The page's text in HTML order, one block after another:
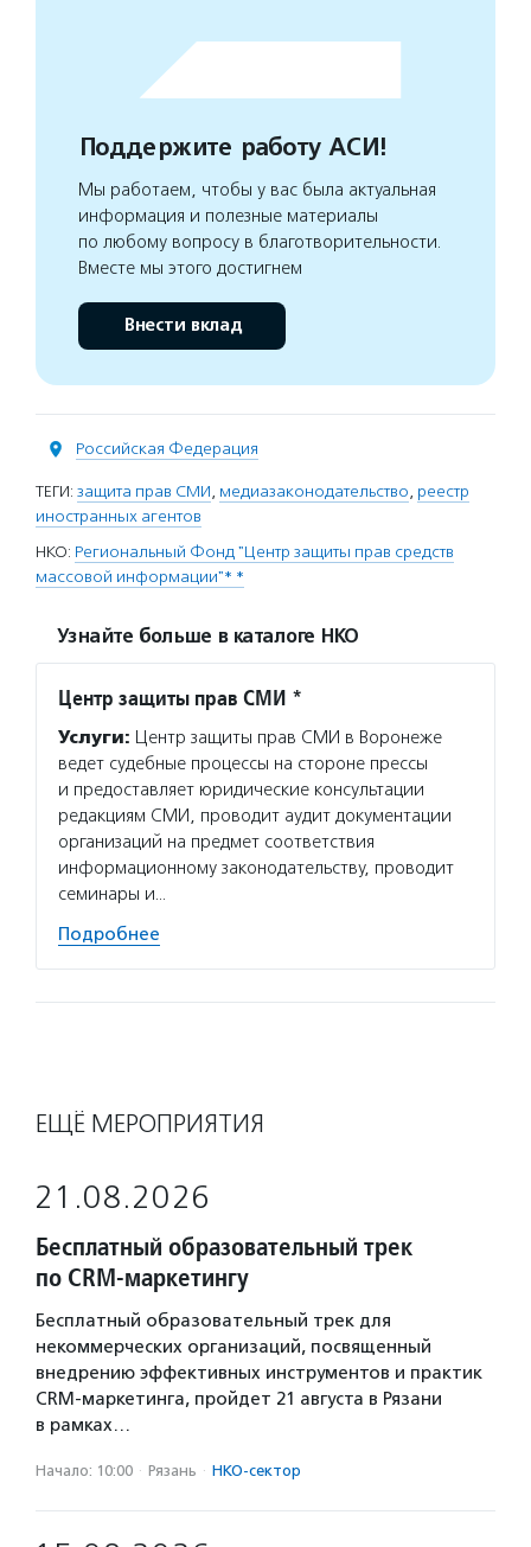
Поддержите работу АСИ!
Мы работаем, чтобы у вас была актуальная
информация и полезные материалы
по любому вопросу в благотворительности.
Вместе мы этого достигнем
Внести вклад
Российская Федерация
ТЕГИ: защита прав СМИ, медиазаконодательство, реестр
иностранных агентов
НКО: Региональный Фонд "Центр защиты прав средств
массовой информации"* *
Узнайте больше в каталоге НКО
Центр защиты прав СМИ *
Услуги: Центр защиты прав СМИ в Воронеже
ведет судебные процессы на стороне прессы
и предоставляет юридические консультации
редакциям СМИ, проводит аудит документации
организаций на предмет соответствия
информационному законодательству, проводит
семинары и…
Подробнее
ЕЩЁ МЕРОПРИЯТИЯ
21.08.2026
Бесплатный образовательный трек
по CRM-маркетингу
Бесплатный образовательный трек для
некоммерческих организаций, посвященный
внедрению эффективных инструментов и практик
CRM-маркетинга, пройдет 21 августа в Рязани
в рамках…
Начало: 10:00 · Рязань · НКО-сектор